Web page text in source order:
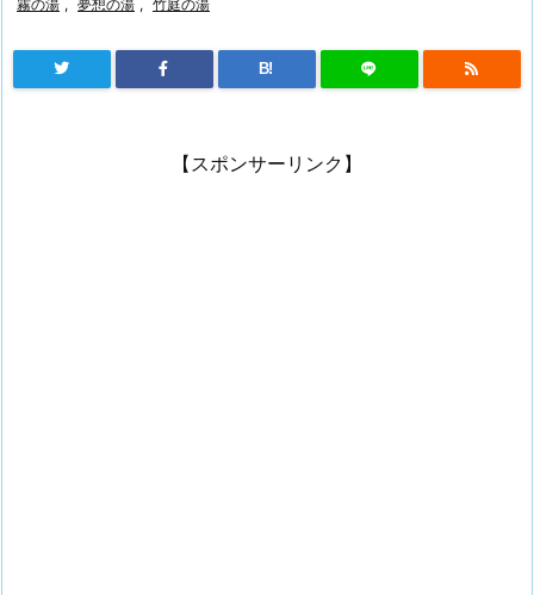
霧の湯 , 夢想の湯 , 竹庭の湯
B!
【スポンサーリンク】